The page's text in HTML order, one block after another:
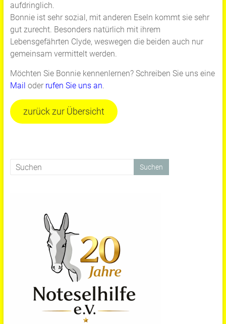
aufdringlich.
Bonnie ist sehr sozial, mit anderen Eseln kommt sie sehr
gut zurecht. Besonders natürlich mit ihrem
Lebensgefährten Clyde, weswegen die beiden auch nur
gemeinsam vermittelt werden.
Möchten Sie Bonnie kennenlernen? Schreiben Sie uns eine
Mail oder rufen Sie uns an.
zurück zur Übersicht